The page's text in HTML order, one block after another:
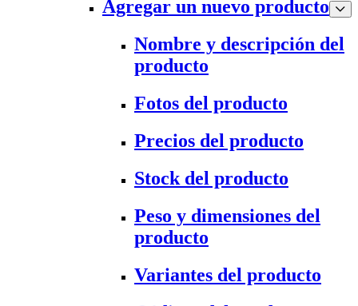
Agregar un nuevo producto
Nombre y descripción del
producto
Fotos del producto
Precios del producto
Stock del producto
Peso y dimensiones del
producto
Variantes del producto